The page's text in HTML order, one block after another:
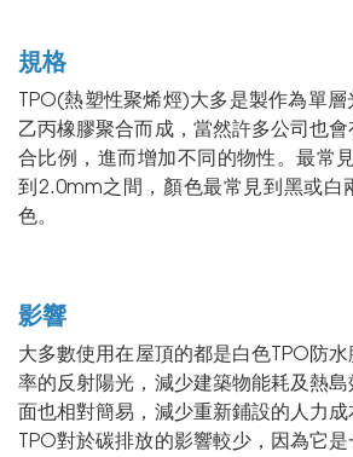
規格
TPO(熱塑性聚烯烴)大多是製作為單
乙丙橡膠聚合而成，當然許多公司也
合比例，進而增加不同的物性。最常
到2.0mm之間，顏色最常見到黑或白
色。
影響
大多數使用在屋頂的都是白色TPO防
率的反射陽光，減少建築物能耗及熱
面也相對簡易，減少重新鋪設的人力成
TPO對於碳排放的影響較少，因為它